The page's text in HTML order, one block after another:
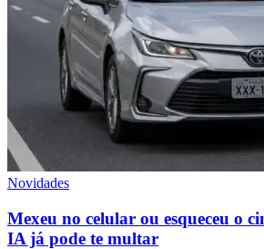
Novidades
Mexeu no celular ou esqueceu o
IA já pode te multar